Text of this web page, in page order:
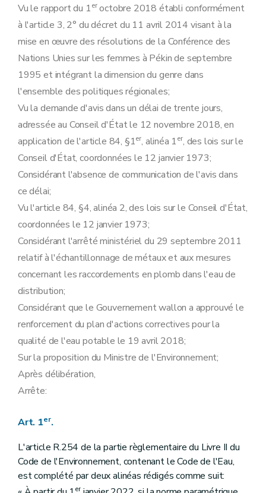
Vu le rapport du 1eroctobre 2018 établi conformément
à l'article 3, 2° du décret du 11 avril 2014 visant à la
mise en œuvre des résolutions de la Conférence des
Nations Unies sur les femmes à Pékin de septembre
1995 et intégrant la dimension du genre dans
l'ensemble des politiques régionales;
Vu la demande d'avis dans un délai de trente jours,
adressée au Conseil d'État le 12 novembre 2018, en
application de l'article 84, §1er, alinéa 1er, des lois sur le
Conseil d'État, coordonnées le 12 janvier 1973;
Considérant l'absence de communication de l'avis dans
ce délai;
Vu l'article 84, §4, alinéa 2, des lois sur le Conseil d'État,
coordonnées le 12 janvier 1973;
Considérant l'arrêté ministériel du 29 septembre 2011
relatif à l'échantillonnage de métaux et aux mesures
concernant les raccordements en plomb dans l'eau de
distribution;
Considérant que le Gouvernement wallon a approuvé le
renforcement du plan d'actions correctives pour la
qualité de l'eau potable le 19 avril 2018;
Sur la proposition du Ministre de l'Environnement;
Après délibération,
Arrête:
Art. 1er.
L'article R.254 de la partie règlementaire du Livre II du
Code de l'Environnement, contenant le Code de l'Eau,
est complété par deux alinéas rédigés comme suit:
er